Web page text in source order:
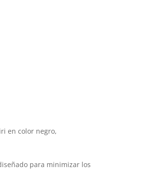
en color negro,
para minimizar los